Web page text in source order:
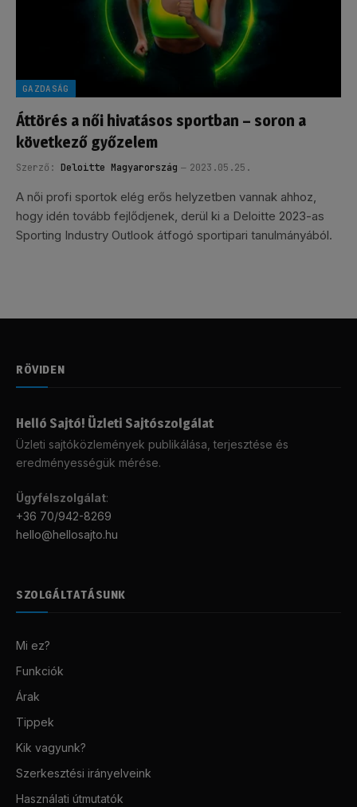
GAZDASÁG
Áttörés a női hivatásos sportban – soron a
következő győzelem
Szerző: Deloitte Magyarország 2023.05.25.
A női profi sportok elég erős helyzetben vannak ahhoz,
hogy idén tovább fejlődjenek, derül ki a Deloitte 2023-as
Sporting Industry Outlook átfogó sportipari tanulmányából.
RÖVIDEN
Helló Sajtó! Üzleti Sajtószolgálat
Üzleti sajtóközlemények publikálása, terjesztése és
eredményességük mérése.
Ügyfélszolgálat:
+36 70/942-8269
hello@hellosajto.hu
SZOLGÁLTATÁSUNK
Mi ez?
Funkciók
Árak
Tippek
Kik vagyunk?
Szerkesztési irányelveink
Használati útmutatók